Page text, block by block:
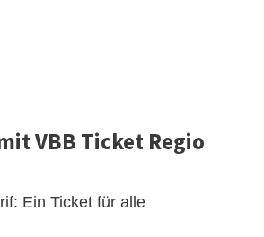
VBB Ticket Regio
Ein Ticket für alle